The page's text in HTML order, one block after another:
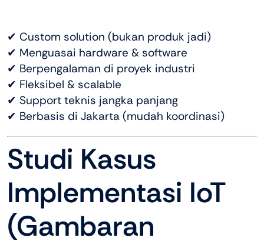
✔ Custom solution (bukan produk jadi)
✔ Menguasai hardware & software
✔ Berpengalaman di proyek industri
✔ Fleksibel & scalable
✔ Support teknis jangka panjang
✔ Berbasis di Jakarta (mudah koordinasi)
Studi Kasus
Implementasi IoT
(Gambaran